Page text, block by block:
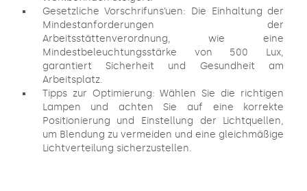
Gesetzliche Vorschrifuns’uen: Die Einhaltung der
Mindestanforderungen der
Arbeitsstättenverordnung, wie eine
Mindestbeleuchtungsstärke von 500 Lux,
garantiert Sicherheit und Gesundheit am
Arbeitsplatz.
Tipps zur Optimierung: Wählen Sie die richtigen
Lampen und achten Sie auf eine korrekte
Positionierung und Einstellung der Lichtquellen,
um Blendung zu vermeiden und eine gleichmäßige
Lichtverteilung sicherzustellen.